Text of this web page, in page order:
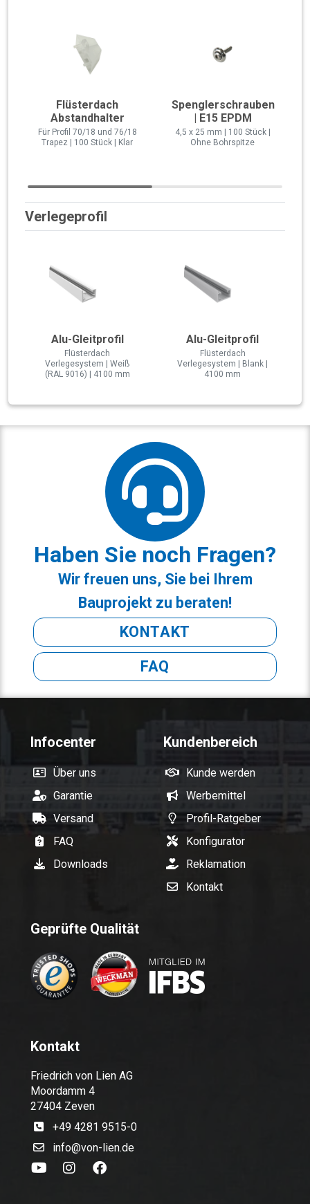
Flüsterdach
Abstandhalter
Für Profil 70/18 und 76/18
Trapez | 100 Stück | Klar
Spenglerschrauben
| E15 EPDM
4,5 x 25 mm | 100 Stück |
Ohne Bohrspitze
Verlegeprofil
Alu-Gleitprofil
Flüsterdach
Verlegesystem | Weiß
(RAL 9016) | 4100 mm
Alu-Gleitprofil
Flüsterdach
Verlegesystem | Blank |
4100 mm
Haben Sie noch Fragen?
Wir freuen uns, Sie bei Ihrem
Bauprojekt zu beraten!
KONTAKT
FAQ
Infocenter
Über uns
Garantie
Versand
FAQ
Downloads
Kundenbereich
Kunde werden
Werbemittel
Profil-Ratgeber
Konfigurator
Reklamation
Kontakt
Geprüfte Qualität
Kontakt
Friedrich von Lien AG
Moordamm 4
27404 Zeven
+49 4281 9515-0
info@von-lien.de